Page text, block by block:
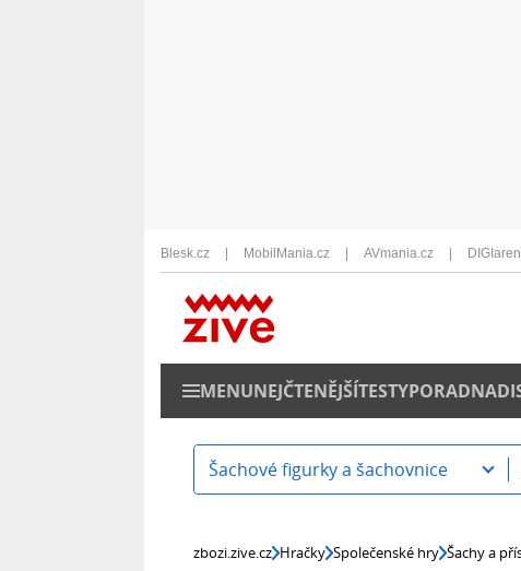
Blesk.cz MobilMania.cz AVmania.cz
MENUNEJČTENĚJŠÍTESTYPORADNA
Šachové figurky a šachovnice
zbozi.zive.cz Hračky Společenské hry Šachy a